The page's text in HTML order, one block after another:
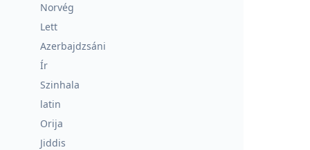
Norvég
Lett
Azerbajdzsáni
Ír
Szinhala
latin
Orija
Jiddis